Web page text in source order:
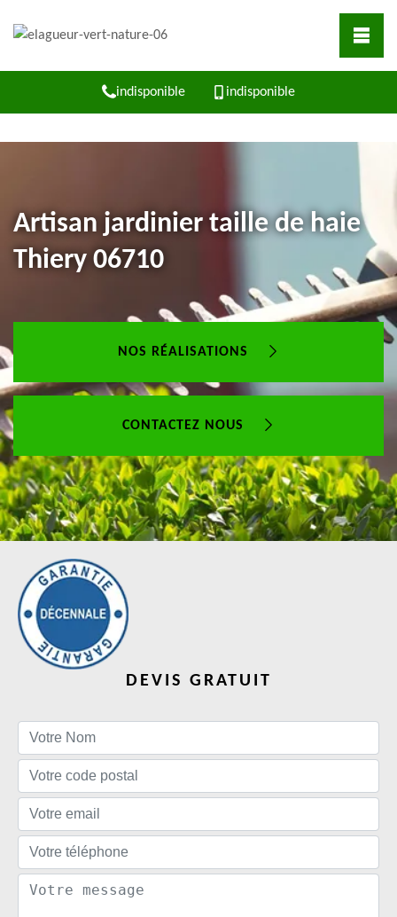
indisponible indisponible
Artisan jardinier taille de haie
Thiery 06710
NOS RÉALISATIONS
CONTACTEZ NOUS
DEVIS GRATUIT